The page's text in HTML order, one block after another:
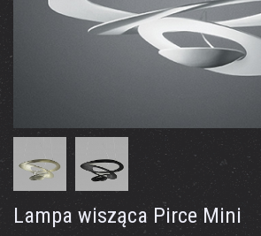
Lampa wisząca Pirce Mini